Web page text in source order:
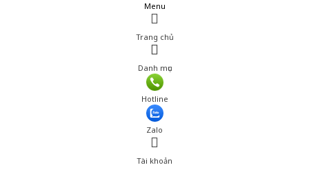
Menu
Trang chủ
Danh mục
Hotline
Zalo
Tài khoản